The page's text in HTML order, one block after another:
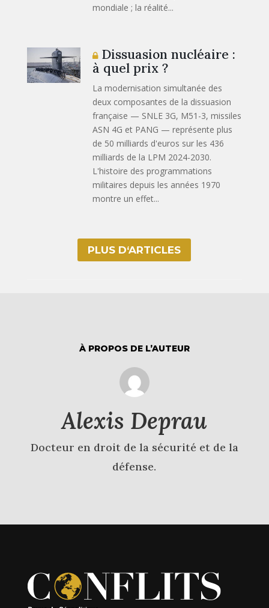
mondiale ; la réalité...
Dissuasion nucléaire :
à quel prix ?
La modernisation simultanée des
deux composantes de la dissuasion
française — SNLE 3G, M51-3, missiles
ASN 4G et PANG — représente plus
de 50 milliards d'euros sur les 436
milliards de la LPM 2024-2030.
L'histoire des programmations
militaires depuis les années 1970
montre un effet...
PLUS D‘ARTICLES
À PROPOS DE L’AUTEUR
Alexis Deprau
Docteur en droit de la sécurité et de la
défense.